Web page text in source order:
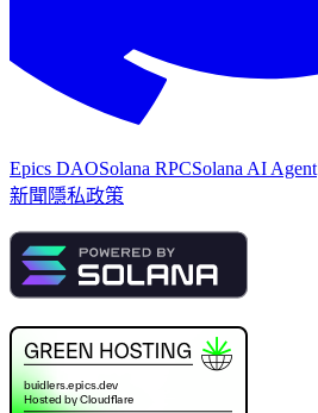
Epics DAOSolana RPCSolana AI Agent
新聞 隱私政策